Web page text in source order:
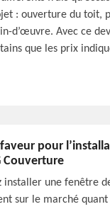
: ouverture du toit,
d’œuvre. Avec ce
que les prix
pour
Couverture
installer une fenêtre
sur le marché